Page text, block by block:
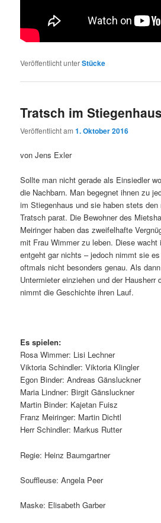
Veröffentlicht unterStücke
Tratsch im Stiegenhaus
Veröffentlicht am1. Oktober 2016
von Jens Exler
Sollte man nicht gerade als Einsiedler
die Nachbarn. Man begegnet ihnen zu
im Stiegenhaus und sie haben stets
Tratsch parat. Die Bewohner des
Meiringer haben das zweifelhafte
mit Frau Wimmer zu leben. Diese
entgeht gar nichts – jedoch nimmt sie
oftmals nicht besonders genau. Als
Untermieter einziehen und der Hausherr
nimmt die Geschichte ihren Lauf.
Es spielen:
Rosa Wimmer: Lisi Lechner
Viktoria Schindler: Viktoria Klingler
Egon Binder: Andreas Gänsluckner
Maria Lindner: Birgit Gänsluckner
Martin Binder: Kajetan Fuisz
Franz Meiringer: Martin Dichtl
Herr Schindler: Markus Rutter
Regie: Heinz Baumgartner
Souffleuse: Angela Peer
Maske: Elisabeth Garber